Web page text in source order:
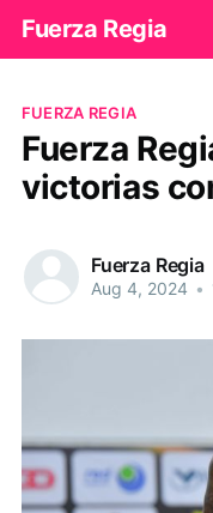
Fuerza Regia
FUERZA REGIA
Fuerza
victorias
Fuerza Regia
Aug 4, 2024 •